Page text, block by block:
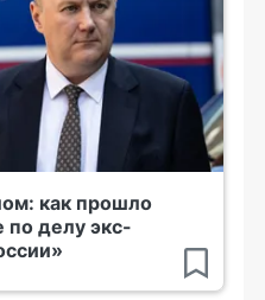
как прошло
по делу экс-